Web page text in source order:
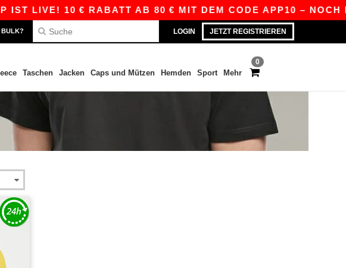
LIVE! 10 € RABATT AB 80 € MIT DEM CODE APP10 – NOCH
LOGIN JETZT REGISTRIEREN
BULK?
0
Taschen Jacken Caps und Mützen Hemden Sport Mehr